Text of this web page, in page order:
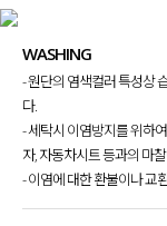
WASHING
- 원단의 염색컬러 특성상
다.
- 세탁시 이염방지를 위하
자, 자동차시트 등과의 마
- 이염에 대한 환불이나 교